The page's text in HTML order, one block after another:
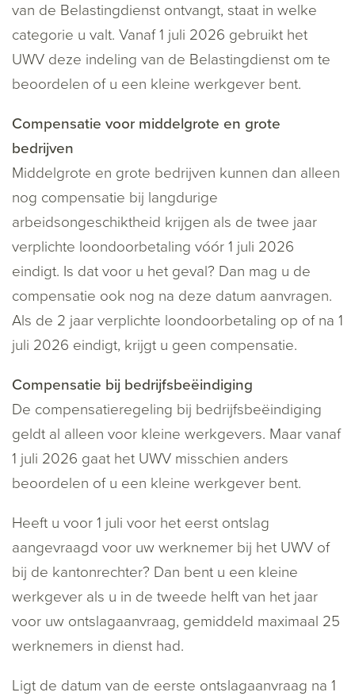
van de Belastingdienst ontvangt, staat in welke
categorie u valt. Vanaf 1 juli 2026 gebruikt het
UWV deze indeling van de Belastingdienst om te
beoordelen of u een kleine werkgever bent.
Compensatie voor middelgrote en grote
bedrijven
Middelgrote en grote bedrijven kunnen dan alleen
nog compensatie bij langdurige
arbeidsongeschiktheid krijgen als de twee jaar
verplichte loondoorbetaling vóór 1 juli 2026
eindigt. Is dat voor u het geval? Dan mag u de
compensatie ook nog na deze datum aanvragen.
Als de 2 jaar verplichte loondoorbetaling op of na 1
juli 2026 eindigt, krijgt u geen compensatie.
Compensatie bij bedrijfsbeëindiging
De compensatieregeling bij bedrijfsbeëindiging
geldt al alleen voor kleine werkgevers. Maar vanaf
1 juli 2026 gaat het UWV misschien anders
beoordelen of u een kleine werkgever bent.
Heeft u voor 1 juli voor het eerst ontslag
aangevraagd voor uw werknemer bij het UWV of
bij de kantonrechter? Dan bent u een kleine
werkgever als u in de tweede helft van het jaar
voor uw ontslagaanvraag, gemiddeld maximaal 25
werknemers in dienst had.
Ligt de datum van de eerste ontslagaanvraag na 1